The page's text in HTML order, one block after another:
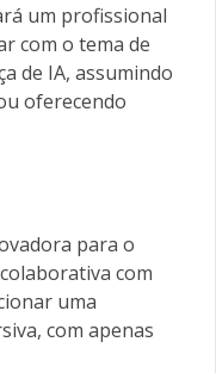
um profissional
com o tema de
de IA, assumindo
oferecendo
para o
com
uma
com apenas